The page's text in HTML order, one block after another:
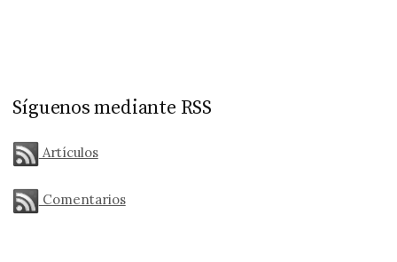
Síguenos mediante RSS
Artículos
Comentarios